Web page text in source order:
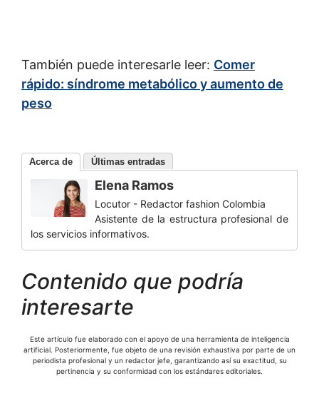
También puede interesarle leer: Comer
rápido: síndrome metabólico y aumento de
peso
Acerca de Últimas entradas
Elena Ramos
Locutor - Redactor fashion Colombia
Asistente de la estructura profesional de
los servicios informativos.
Contenido que podría
interesarte
Este artículo fue elaborado con el apoyo de una herramienta de inteligencia
artificial. Posteriormente, fue objeto de una revisión exhaustiva por parte de un
periodista profesional y un redactor jefe, garantizando así su exactitud, su
pertinencia y su conformidad con los estándares editoriales.